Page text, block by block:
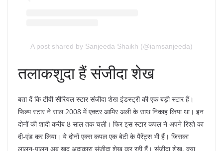
A post shared by Sanjeeda Shaikh (@iamsanjeeda)
तलाकशुदा हैं संजीदा शेख
बता दें कि टीवी सीरियल स्टार संजीदा शेख इंडस्ट्री की एक बड़ी स्टार हैं।
फिल्म स्टार ने साल 2008 में एक्टर आमिर अली के साथ निकाह किया था। इन
दोनों की शादी करीब 8 साल तक चली। फिर इस स्टार कपल ने अपने रिश्ते का
दी-एंड कर लिया। ये दोनों एक्स कपल एक बेटी के पैरेंट्स भी हैं। जिसका
लालन-पालन अब खुद अदाकारा संजीदा शेख कर रही हैं। संजीदा शेख, क्या